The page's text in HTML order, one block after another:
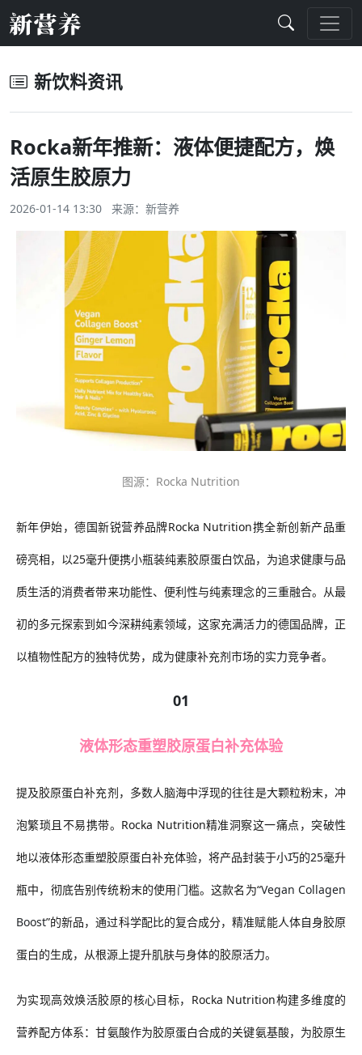
新饮料资讯
Rocka新年推新：液体便捷配方，焕
活原生胶原力
2026-01-14 13:30 来源： 新营养
图源：Rocka Nutrition
新年伊始，德国新锐营养品牌Rocka Nutrition携全新创新产品重
磅亮相，以25毫升便携小瓶装纯素胶原蛋白饮品，为追求健康与品
质生活的消费者带来功能性、便利性与纯素理念的三重融合。从最
初的多元探索到如今深耕纯素领域，这家充满活力的德国品牌，正
以植物性配方的独特优势，成为健康补充剂市场的实力竞争者。
01
液体形态重塑胶原蛋白补充体验
提及胶原蛋白补充剂，多数人脑海中浮现的往往是大颗粒粉末，冲
泡繁琐且不易携带。Rocka Nutrition精准洞察这一痛点，突破性
地以液体形态重塑胶原蛋白补充体验，将产品封装于小巧的25毫升
瓶中，彻底告别传统粉末的使用门槛。这款名为“Vegan Collagen
Boost”的新品，通过科学配比的复合成分，精准赋能人体自身胶原
蛋白的生成，从根源上提升肌肤与身体的胶原活力。
为实现高效焕活胶原的核心目标，Rocka Nutrition构建多维度的
营养配方体系：甘氨酸作为胶原蛋白合成的关键氨基酸，为胶原生